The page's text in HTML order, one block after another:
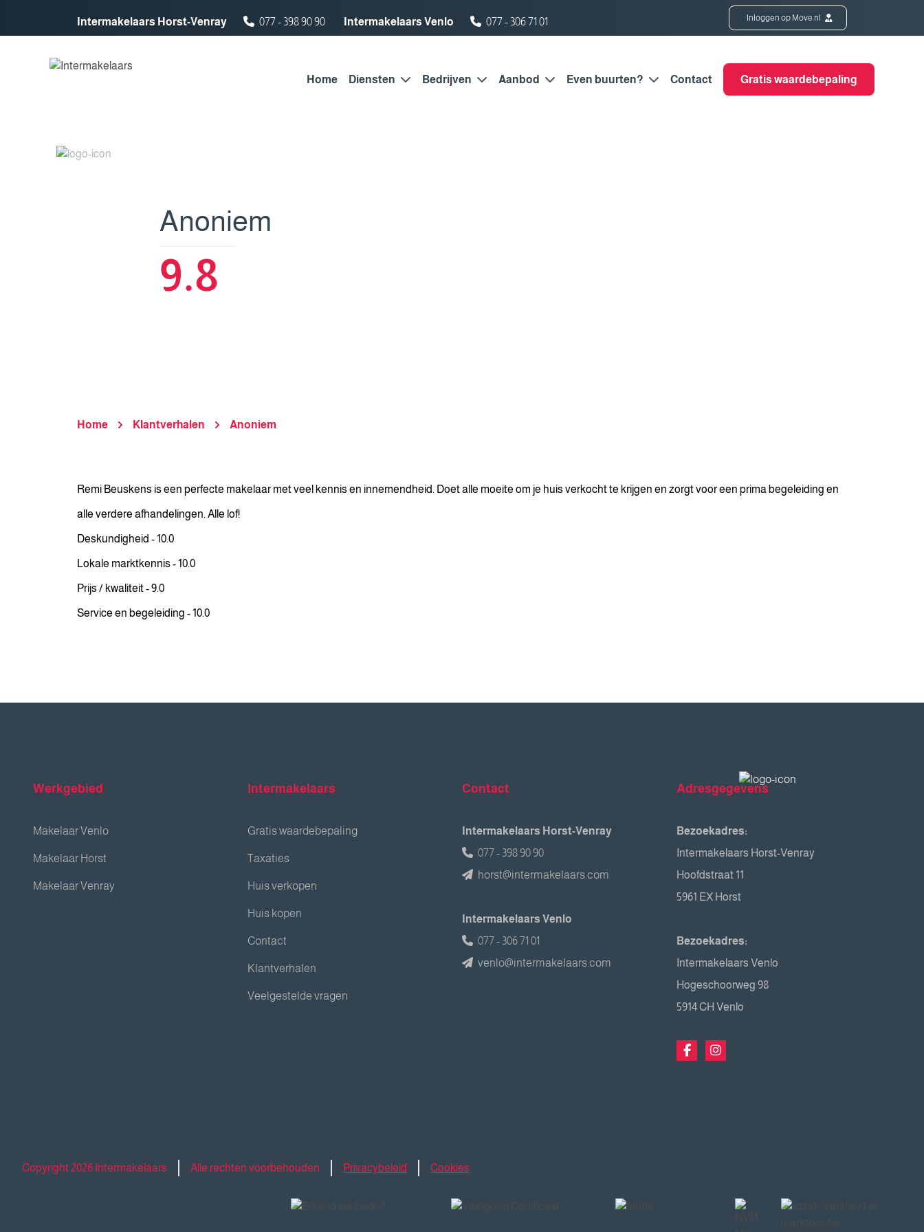
Intermakelaars Horst-Venray
077 - 398 90 90 Intermakelaars Venlo 077 - 306 71 01 Inloggen op Move.nl
Home Diensten Bedrijven Aanbod Even buurten? Contact Gratis waardebepaling
Anoniem
9.8
Home Klantverhalen Anoniem
Remi Beuskens is een perfecte makelaar met veel kennis en innemendheid. Doet alle moeite om je huis verkocht te krijgen en zorgt voor een prima begeleiding en
alle verdere afhandelingen. Alle lof!
Deskundigheid - 10.0
Lokale marktkennis - 10.0
Prijs / kwaliteit - 9.0
Service en begeleiding - 10.0
Werkgebied
Makelaar Venlo
Makelaar Horst
Makelaar Venray
Intermakelaars
Gratis waardebepaling
Taxaties
Huis verkopen
Huis kopen
Contact
Klantverhalen
Veelgestelde vragen
Contact
Intermakelaars Horst-Venray
077 - 398 90 90
horst@intermakelaars.com
Intermakelaars Venlo
077 - 306 71 01
venlo@intermakelaars.com
Adresgegevens
Bezoekadres:
Intermakelaars Horst-Venray
Hoofdstraat 11
5961 EX Horst
Bezoekadres:
Intermakelaars Venlo
Hogeschoorweg 98
5914 CH Venlo
Copyright 2026 Intermakelaars Alle rechten voorbehouden Privacybeleid Cookies